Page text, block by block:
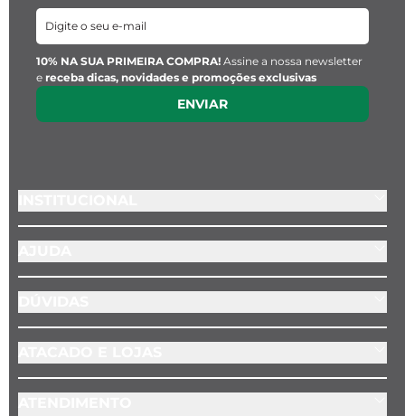
10% NA SUA PRIMEIRA COMPRA! Assine a nossa newsletter
e receba dicas, novidades e promoções exclusivas
ENVIAR